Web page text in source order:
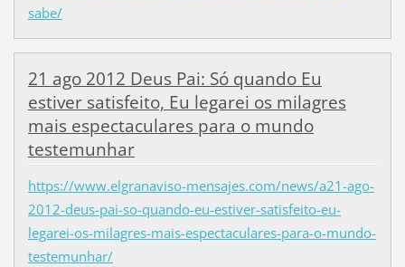
sabe/
21 ago 2012 Deus Pai: Só quando Eu
estiver satisfeito, Eu legarei os milagres
mais espectaculares para o mundo
testemunhar
https://www.elgranaviso-mensajes.com/news/a21-ago-
2012-deus-pai-so-quando-eu-estiver-satisfeito-eu-
legarei-os-milagres-mais-espectaculares-para-o-mundo-
testemunhar/